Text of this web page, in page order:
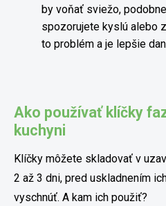
by voňať sviežo,
spozorujete kyslú alebo
to problém a je lepšie
Ako používať klíčky
kuchyni
Klíčky môžete skladovať v
2 až 3 dni, pred uskladnením
vyschnúť. A kam ich použiť?